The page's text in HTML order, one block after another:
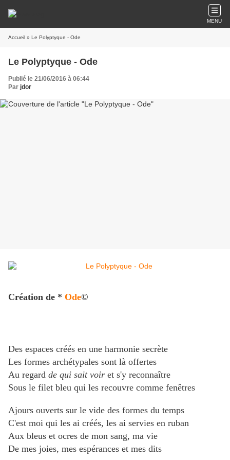
MENU
Accueil » Le Polyptyque - Ode
Le Polyptyque - Ode
Publié le 21/06/2016 à 06:44
Par jdor
Création de * Ode©
Des espaces créés en une harmonie secrète
Les formes archétypales sont là offertes
Au regard de qui sait voir et s'y reconnaître
Sous le filet bleu qui les recouvre comme fenêtres
Ajours ouverts sur le vide des formes du temps
C'est moi qui les ai créés, les ai servies en ruban
Aux bleus et ocres de mon sang, ma vie
De mes joies, mes espérances et mes dits